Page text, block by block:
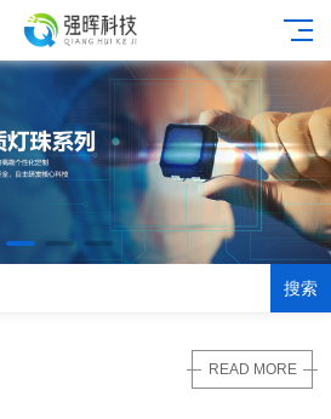
搜索
READ MORE